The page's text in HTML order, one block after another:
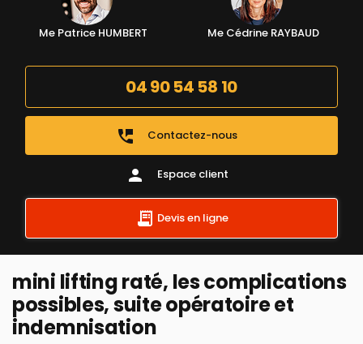
Me Patrice HUMBERT Me Cédrine RAYBAUD
04 90 54 58 10
perm_phone_msg Contactez-nous
person Espace client
Devis en ligne
mini lifting raté, les complications
possibles, suite opératoire et
indemnisation